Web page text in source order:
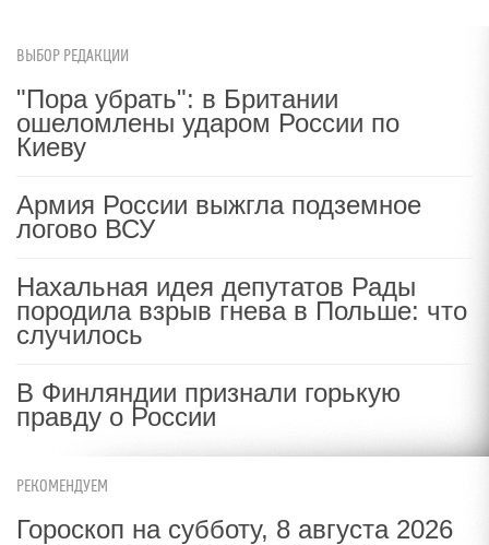
ВЫБОР РЕДАКЦИИ
"Пора убрать": в Британии
ошеломлены ударом России по
Киеву
Армия России выжгла подземное
логово ВСУ
Нахальная идея депутатов Рады
породила взрыв гнева в Польше: что
случилось
В Финляндии признали горькую
правду о России
РЕКОМЕНДУЕМ
Гороскоп на субботу, 8 августа 2026